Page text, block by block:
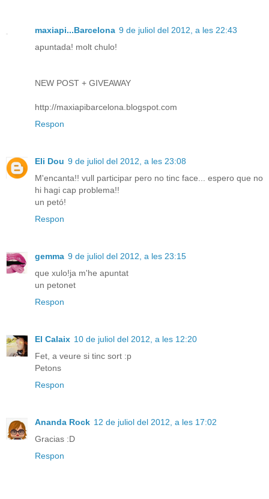
maxiapi...Barcelona 9 de juliol del 2012, a les 22:43
apuntada! molt chulo!
NEW POST + GIVEAWAY
http://maxiapibarcelona.blogspot.com
Respon
Eli Dou 9 de juliol del 2012, a les 23:08
M'encanta!! vull participar pero no tinc face... espero que no
hi hagi cap problema!!
un petó!
Respon
gemma 9 de juliol del 2012, a les 23:15
que xulo!ja m'he apuntat
un petonet
Respon
El Calaix 10 de juliol del 2012, a les 12:20
Fet, a veure si tinc sort :p
Petons
Respon
Ananda Rock 12 de juliol del 2012, a les 17:02
Gracias :D
Respon